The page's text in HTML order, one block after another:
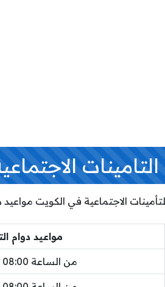
الاجتماعية
الاجتماعية في الكويت مواعيد
مواعيد دوام
من الساعة 08:00 صباحًا إلى الساعة 01:00 ظهرًا